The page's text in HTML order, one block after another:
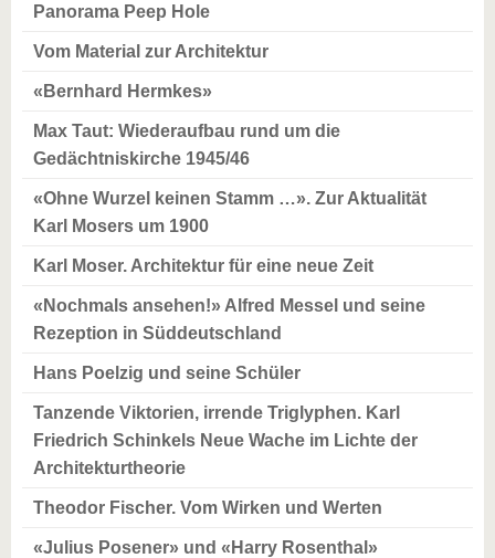
Panorama Peep Hole
Vom Material zur Architektur
«Bernhard Hermkes»
Max Taut: Wiederaufbau rund um die
Gedächtniskirche 1945/46
«Ohne Wurzel keinen Stamm …». Zur Aktualität
Karl Mosers um 1900
Karl Moser. Architektur für eine neue Zeit
«Nochmals ansehen!» Alfred Messel und seine
Rezeption in Süddeutschland
Hans Poelzig und seine Schüler
Tanzende Viktorien, irrende Triglyphen. Karl
Friedrich Schinkels Neue Wache im Lichte der
Architekturtheorie
Theodor Fischer. Vom Wirken und Werten
«Julius Posener» und «Harry Rosenthal»